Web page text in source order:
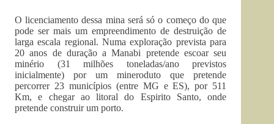
O licenciamento dessa mina será só o começo do que
pode ser mais um empreendimento de destruição de
larga escala regional. Numa exploração prevista para
20 anos de duração a Manabi pretende escoar seu
minério (31 milhões toneladas/ano previstos
inicialmente) por um mineroduto que pretende
percorrer 23 municípios (entre MG e ES), por 511
Km, e chegar ao litoral do Espirito Santo, onde
pretende construir um porto.